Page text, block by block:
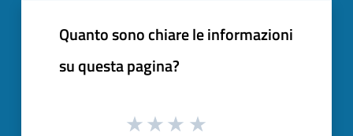
Quanto sono chiare le informazioni
su questa pagina?